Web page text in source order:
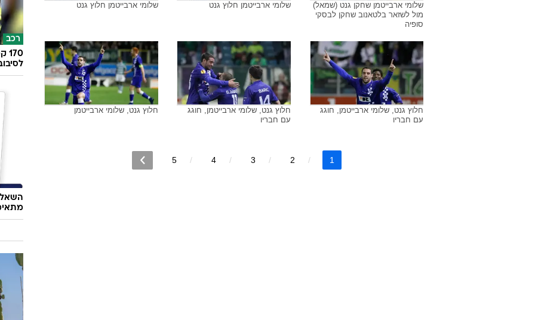
שלומי ארבייטמן שחקן גנט (שמאל)
מול לשזאר בלטאנוב שחקן לבסקי
סופיה
שלומי ארבייטמן חלוץ גנט שלומי ארבייטמן חלוץ גנט
חלוץ גנט, שלומי ארבייטמן, חוגג
עם חבריו
חלוץ גנט, שלומי ארבייטמן, חוגג
עם חבריו
חלוץ גנט, שלומי ארבייטמן
1
2
3
4
5
רכב